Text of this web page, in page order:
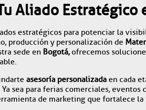
Aliado Estratégico
estratégicos para potenciar la
producción y personalización de
sede en Bogotá,ofrecemos
asesoría personalizada en cada
sea para ferias comerciales,
de marketing que fortalece